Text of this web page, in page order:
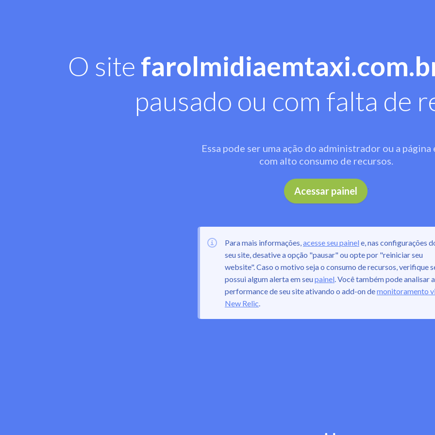
O site
pausado ou com falta de
Essa pode ser uma ação do administrador ou a página
com alto consumo de recursos.
Acessar painel .
Para mais informações,acesse seu painel e, nas configurações
seu site, desative a opção "pausar" ou opte por "reiniciar seu
website". Caso o motivo seja o consumo de recursos, verifique
possui algum alerta em seupainel. Você também pode analisar a
performance de seu site ativando o add-on demonitoramento
New Relic.